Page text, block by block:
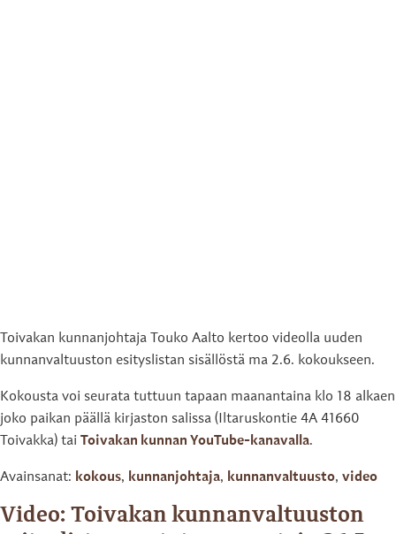
Toivakan kunnanjohtaja Touko Aalto kertoo videolla uuden
kunnanvaltuuston esityslistan sisällöstä ma 2.6. kokoukseen.
Kokousta voi seurata tuttuun tapaan maanantaina klo 18 alkaen
joko paikan päällä kirjaston salissa (Iltaruskontie 4A 41660
Toivakka) tai Toivakan kunnan YouTube-kanavalla.
Avainsanat: kokous, kunnanjohtaja, kunnanvaltuusto, video
Video: Toivakan kunnanvaltuuston